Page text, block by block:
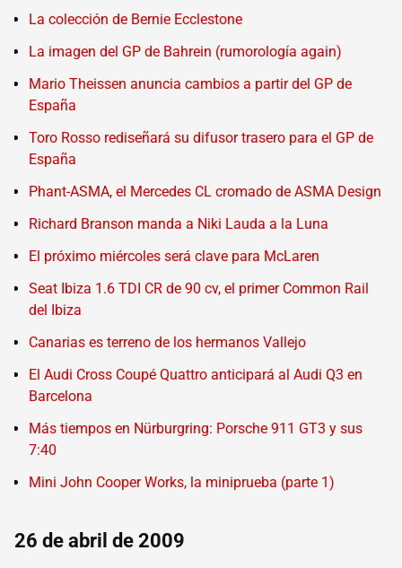
La colección de Bernie Ecclestone
La imagen del GP de Bahrein (rumorología again)
Mario Theissen anuncia cambios a partir del GP de
España
Toro Rosso rediseñará su difusor trasero para el GP de
España
Phant-ASMA, el Mercedes CL cromado de ASMA Design
Richard Branson manda a Niki Lauda a la Luna
El próximo miércoles será clave para McLaren
Seat Ibiza 1.6 TDI CR de 90 cv, el primer Common Rail
del Ibiza
Canarias es terreno de los hermanos Vallejo
El Audi Cross Coupé Quattro anticipará al Audi Q3 en
Barcelona
Más tiempos en Nürburgring: Porsche 911 GT3 y sus
7:40
Mini John Cooper Works, la miniprueba (parte 1)
26 de abril de 2009